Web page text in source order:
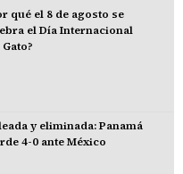
qué el 8 de agosto se
el Día Internacional
y eliminada: Panamá
4-0 ante México